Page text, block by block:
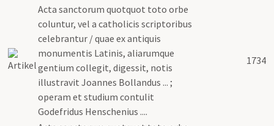
Acta sanctorum quotquot toto orbe
coluntur, vel a catholicis scriptoribus
celebrantur / quae ex antiquis
monumentis Latinis, aliarumque
gentium collegit, digessit, notis
illustravit Joannes Bollandus ... ;
operam et studium contulit
Godefridus Henschenius ....
1734